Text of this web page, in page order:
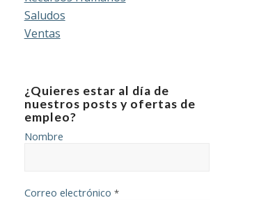
Saludos
Ventas
¿Quieres estar al día de
nuestros posts y ofertas de
empleo?
Nombre
Correo electrónico *